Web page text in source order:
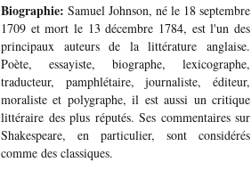
Biographie: Samuel Johnson, né le 18 septembre
1709 et mort le 13 décembre 1784, est l'un des
principaux auteurs de la littérature anglaise.
Poète, essayiste, biographe, lexicographe,
traducteur, pamphlétaire, journaliste, éditeur,
moraliste et polygraphe, il est aussi un critique
littéraire des plus réputés. Ses commentaires sur
Shakespeare, en particulier, sont considérés
comme des classiques.